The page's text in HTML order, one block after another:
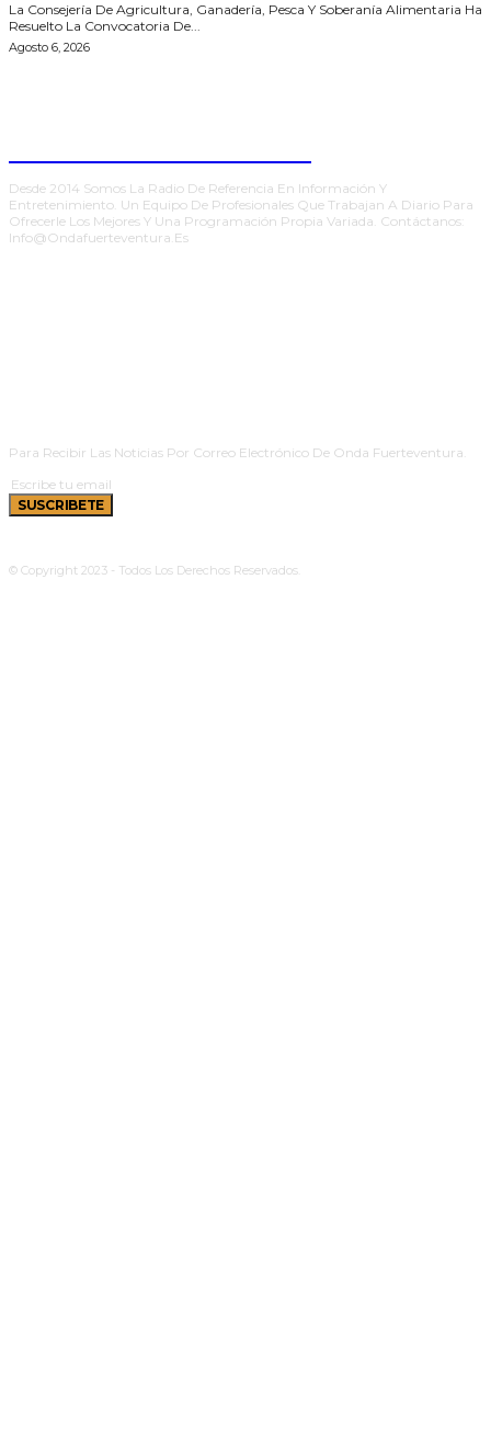
La Consejería De Agricultura, Ganadería, Pesca Y Soberanía Alimentaria Ha
Resuelto La Convocatoria De...
Agosto 6, 2026
Desde 2014 Somos La Radio De Referencia En Información Y
Entretenimiento. Un Equipo De Profesionales Que Trabajan A Diario Para
Ofrecerle Los Mejores Y Una Programación Propia Variada. Contáctanos:
Info@ondafuerteventura.es
Para Recibir Las Noticias Por Correo Electrónico De Onda Fuerteventura.
SUSCRIBETE
© Copyright 2023 - Todos Los Derechos Reservados.